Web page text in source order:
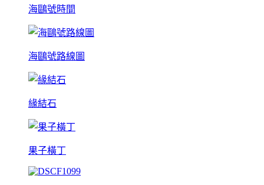
海鷗號時間
海鷗號路線圖
緣結石
果子橫丁